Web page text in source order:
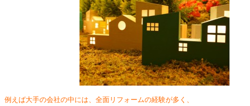
例えば大手の会社の中には、全面リフォームの経験が多く、